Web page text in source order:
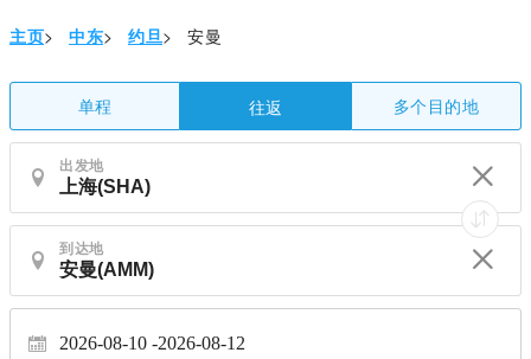
主页> 中东> 约旦> 安曼
单程 往返 多个目的地
出发地
到达地
2026-08-10 2026-08-12